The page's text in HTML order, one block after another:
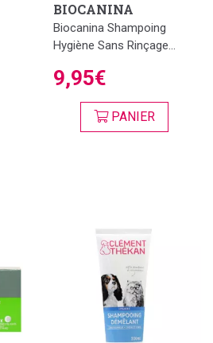
BIOCANINA
Biocanina Shampoing
Hygiène Sans Rinçage...
9,95€
PANIER